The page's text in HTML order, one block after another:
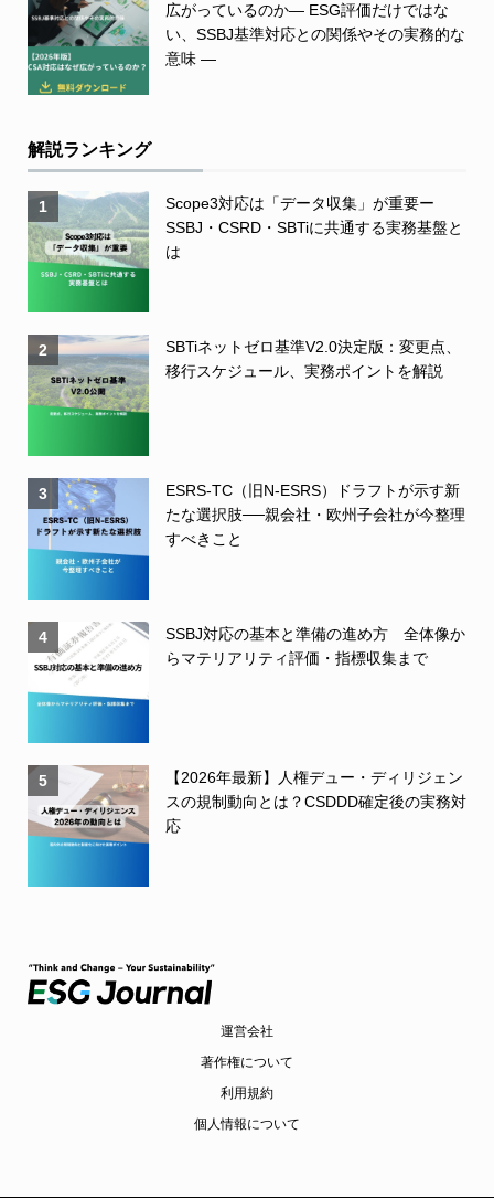
広がっているのか― ESG評価だけではな
い、SSBJ基準対応との関係やその実務的な
意味 ―
解説ランキング
1
Scope3対応は「データ収集」が重要ー
SSBJ・CSRD・SBTiに共通する実務基盤と
は
2
SBTiネットゼロ基準V2.0決定版：変更点、
移行スケジュール、実務ポイントを解説
3
ESRS-TC（旧N-ESRS）ドラフトが示す新
たな選択肢──親会社・欧州子会社が今整理
すべきこと
4
SSBJ対応の基本と準備の進め方 全体像か
らマテリアリティ評価・指標収集まで
5
【2026年最新】人権デュー・ディリジェン
スの規制動向とは？CSDDD確定後の実務対
応
運営会社
著作権について
利用規約
個人情報について